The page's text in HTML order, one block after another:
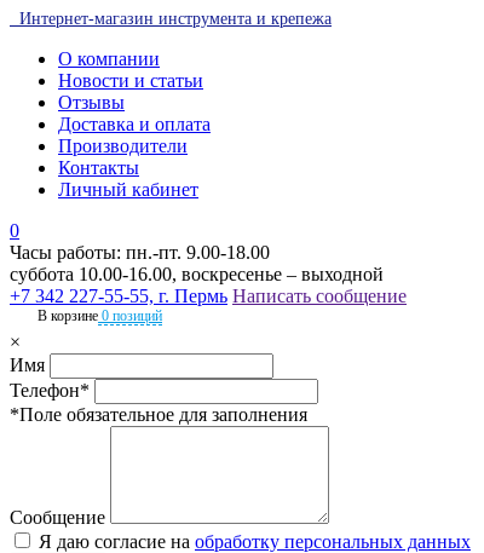
Интернет-магазин инструмента и крепежа
О компании
Новости и статьи
Отзывы
Доставка и оплата
Производители
Контакты
Личный кабинет
0
Часы работы: пн.-пт. 9.00-18.00
суббота 10.00-16.00, воскресенье – выходной
+7 342 227-55-55, г. Пермь Написать сообщение
В корзине 0 позиций
×
Имя
Телефон*
*Поле обязательное для заполнения
Сообщение
Я даю согласие на обработку персональных данных